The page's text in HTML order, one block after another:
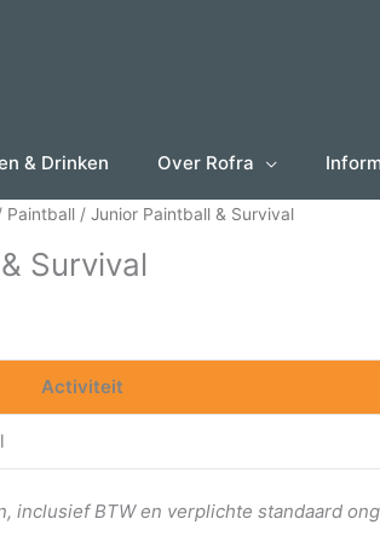
& Drinken Over Rofra
Paintball / Junior Paintball & Survival
Survival
Activiteit
inclusief BTW en verplichte standaard